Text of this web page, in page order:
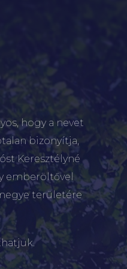
hogy a nevet
bizonyítja,
Keresztélyné
emberöltővel
területére